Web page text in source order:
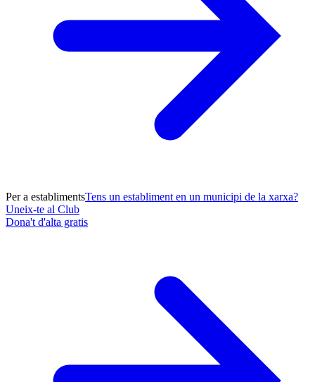
Per a establimentsTens un establiment en un municipi de la xarxa?
Uneix-te al Club
Dona't d'alta gratis